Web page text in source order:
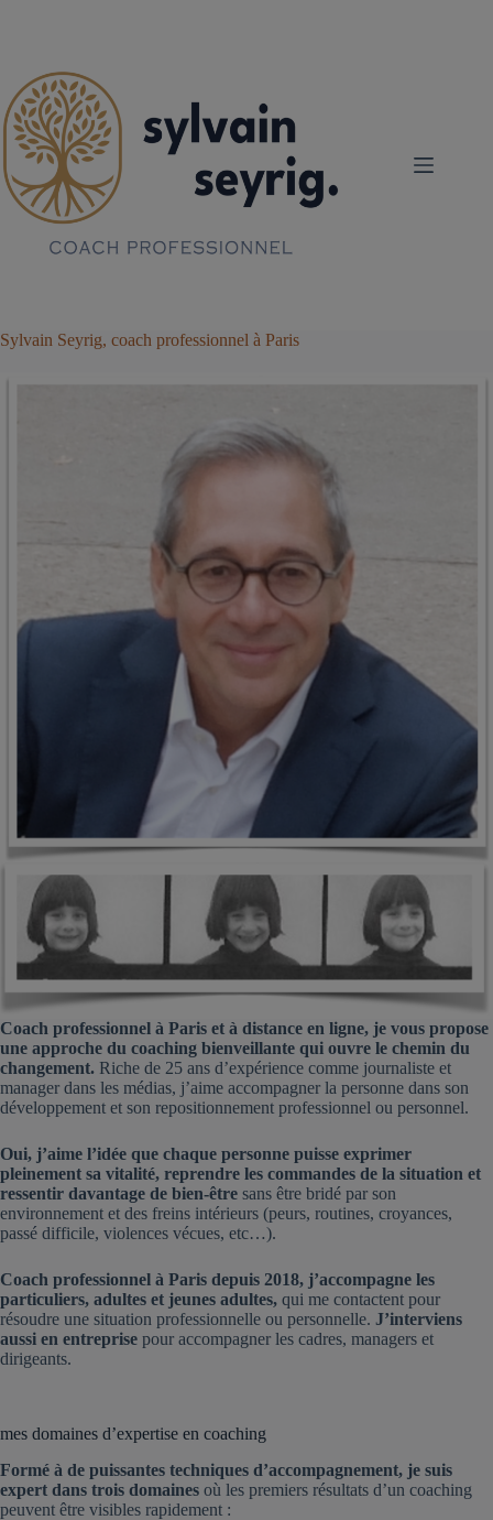
Sylvain Seyrig, coach professionnel à Paris
Coach professionnel à Paris et à distance en ligne, je vous propose
une approche du coaching bienveillante qui ouvre le chemin du
changement. Riche de 25 ans d’expérience comme journaliste et
manager dans les médias, j’aime accompagner la personne dans son
développement et son repositionnement professionnel ou personnel.
Oui, j’aime l’idée que chaque personne puisse exprimer
pleinement sa vitalité, reprendre les commandes de la situation et
ressentir davantage de bien-être sans être bridé par son
environnement et des freins intérieurs (peurs, routines, croyances,
passé difficile, violences vécues, etc…).
Coach professionnel à Paris depuis 2018, j’accompagne les
particuliers, adultes et jeunes adultes, qui me contactent pour
résoudre une situation professionnelle ou personnelle. J’interviens
aussi en entreprise pour accompagner les cadres, managers et
dirigeants.
mes domaines d’expertise en coaching
Formé à de puissantes techniques d’accompagnement, je suis
expert dans trois domaines où les premiers résultats d’un coaching
peuvent être visibles rapidement :